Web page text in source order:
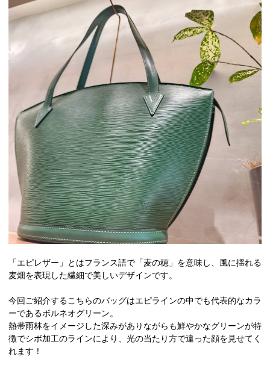
「エピレザー」とはフランス語で「麦の穂」を意味し、風に揺れる
麦畑を表現した繊細で美しいデザインです。
今回ご紹介するこちらのバッグはエピラインの中でも代表的なカラ
ーであるボルネオグリーン。
熱帯雨林をイメージした深みがありながらも鮮やかなグリーンが特
徴でシボ加工のラインにより、光の当たり方で違った顔を見せてく
れます！